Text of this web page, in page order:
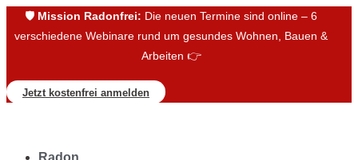
🛡️ Mission Radonfrei: Die neuen Termine sind online – 6
verschiedene Webinare rund um gesundes Wohnen, Bauen &
Arbeiten 👉
Jetzt kostenfrei anmelden
Radon